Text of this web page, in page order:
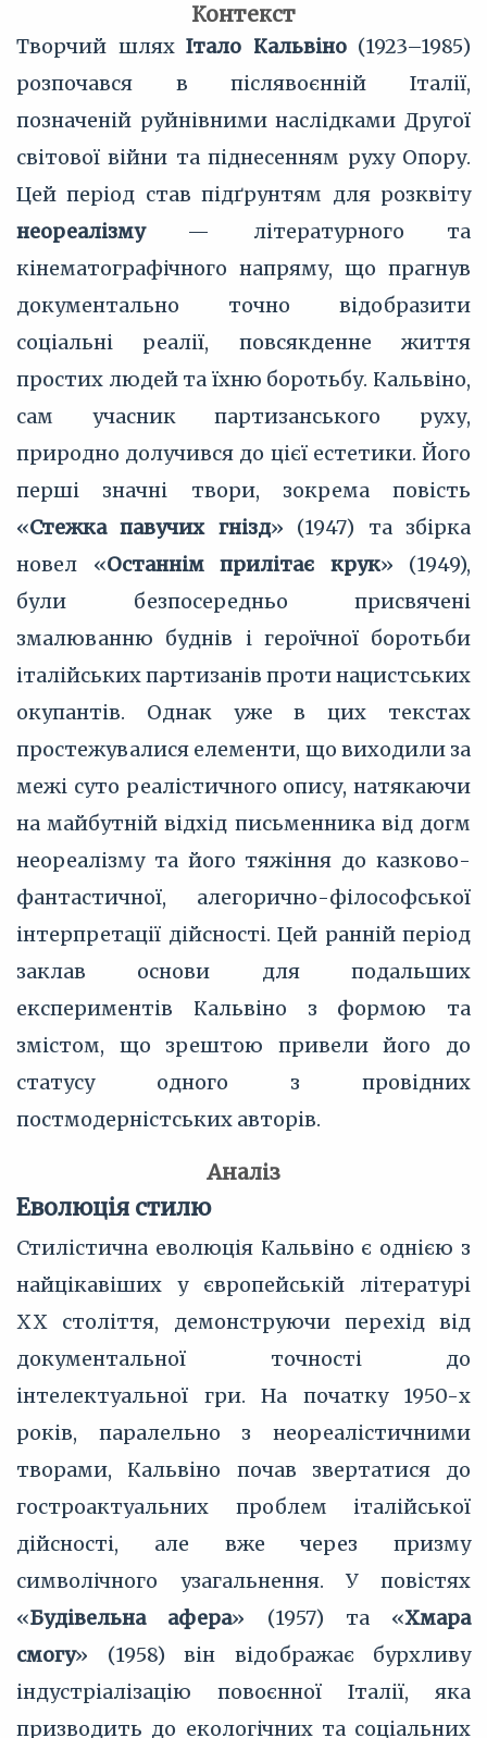
Контекст
Творчий шлях Італо Кальвіно(1923–1985)
розпочався в післявоєнній Італії,
позначеній руйнівними наслідками Другої
світової війни та піднесенням руху Опору.
Цей період став підґрунтям для розквіту
неореалізму— літературного та
кінематографічного напряму, що прагнув
документально точно відобразити
соціальні реалії, повсякденне життя
простих людей та їхню боротьбу. Кальвіно,
сам учасник партизанського руху,
природно долучився до цієї естетики. Його
перші значні твори, зокрема повість
«Стежка павучих гнізд» (1947) та збірка
новел «Останнім прилітає крук» (1949),
були безпосередньо присвячені
змалюванню буднів і героїчної боротьби
італійських партизанів проти нацистських
окупантів. Однак уже в цих текстах
простежувалися елементи, що виходили за
межі суто реалістичного опису, натякаючи
на майбутній відхід письменника від догм
неореалізму та його тяжіння до казково-
фантастичної, алегорично-філософської
інтерпретації дійсності. Цей ранній період
заклав основи для подальших
експериментів Кальвіно з формою та
змістом, що зрештою привели його до
статусу одного з провідних
постмодерністських авторів.
Аналіз
Еволюція стилю
Стилістична еволюція Кальвіно є однією з
найцікавіших у європейській літературі
XX століття, демонструючи перехід від
документальної точності до
інтелектуальної гри. На початку 1950-х
років, паралельно з неореалістичними
творами, Кальвіно почав звертатися до
гостроактуальних проблем італійської
дійсності, але вже через призму
символічного узагальнення. У повістях
«Будівельна афера» (1957) та «Хмара
смогу» (1958) він відображає бурхливу
індустріалізацію повоєнної Італії, яка
призводить до екологічних та соціальних